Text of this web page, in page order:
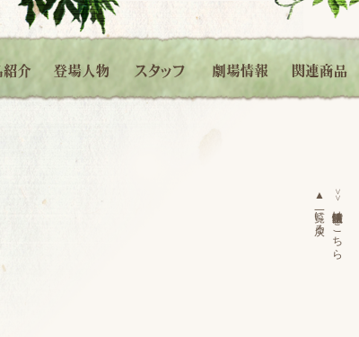
>>
上映館情報はこちら
▲
一覧に戻る